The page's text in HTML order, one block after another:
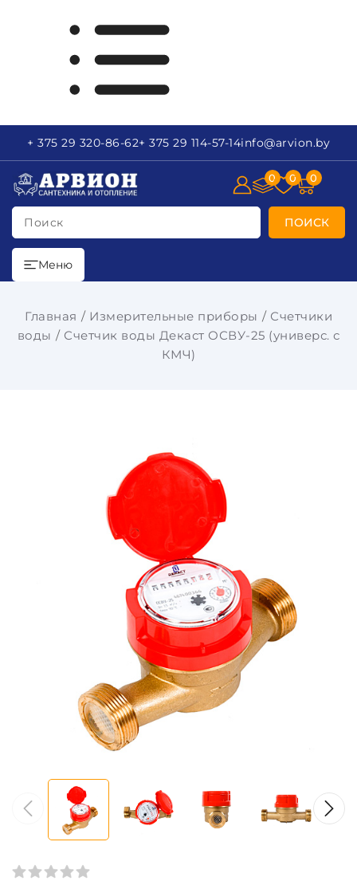
+ 375 29 320-86-62+ 375 29 114-57-14info@arvion.by
Поиск ПОИСК
0 0 0
Меню
Главная Измерительные приборы
Счетчики
воды
Счетчик воды Декаст ОСВУ-25 (универс. с
КМЧ)